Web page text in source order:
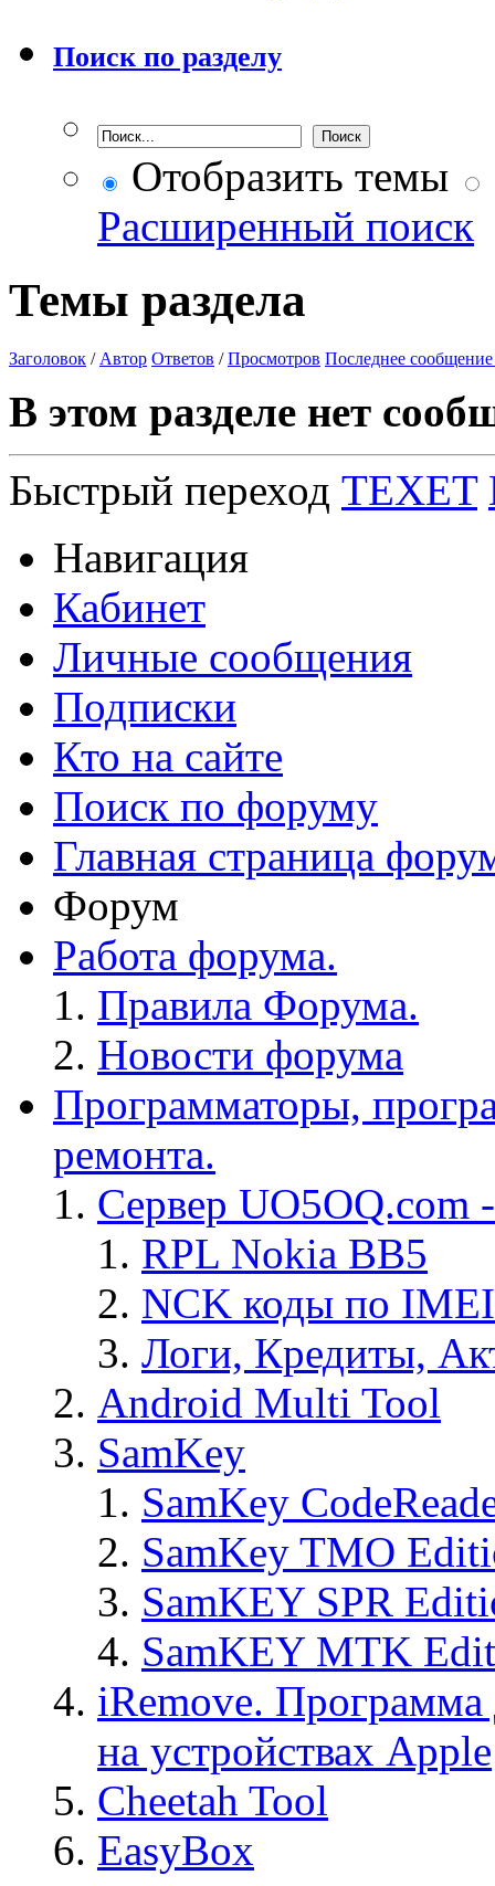
Поиск по разделу
Отобразить темы
Расширенный поиск
Темы раздела
Заголовок / Автор Ответов /Просмотров Последнее сообщение
В этом разделе нет
Быстрый переход TEXET
Навигация
Кабинет
Личные сообщения
Подписки
Кто на сайте
Поиск по форуму
Главная страница
Форум
Работа форума.
Правила Форума.
Новости форума
Программаторы,
ремонта.
Сервер
RPL Nokia BB5
NCK коды по IMEI
Логи, Кредиты,
Android Multi Tool
SamKey
SamKey
SamKey TMO
SamKEY SPR
SamKEY MTK
iRemove. Программа
на устройствах Apple
Cheetah Tool
EasyBox